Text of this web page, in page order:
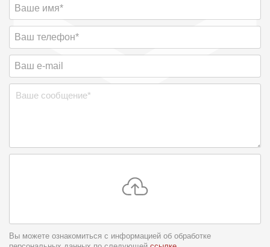
Вы можете ознакомиться с информацией об обработке